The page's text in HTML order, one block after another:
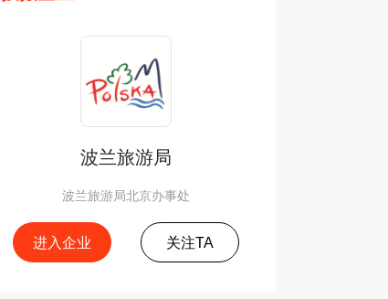
波兰旅游局
波兰旅游局北京办事处
进入企业 关注TA